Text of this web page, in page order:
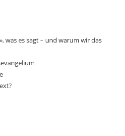
was es sagt – und warum wir das